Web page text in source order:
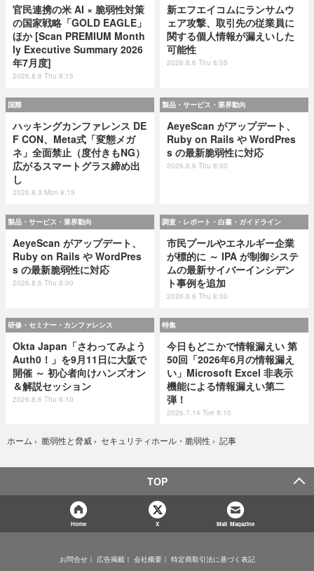
官民連携の米 AI × 脆弱性対策
の国家戦略「GOLD EAGLE」
ほか [Scan PREMIUM Month
ly Executive Summary 2026
年7月度]
2026.8.6 Thu 8:15
新エフエイコムにランサムウ
ェア攻撃、取引先の従業員に
関する個人情報が漏えいした
可能性
2026.8.6 Thu 8:05
国際
ハッキングカンファレンス DE
F CON、Meta式「変態メガ
ネ」全面禁止（度付きもNG）
広がるスマートグラス締め出
し
2026.8.3 Mon 8:15
製品・サービス・業界動向
AeyeScan がアップデート、
Ruby on Rails や WordPres
s の最新脆弱性に対応
2026.8.6 Thu 8:00
製品・サービス・業界動向
AeyeScan がアップデート、
Ruby on Rails や WordPres
s の最新脆弱性に対応
2026.8.6 Thu 8:00
調査・レポート・白書・ガイドライン
市民プールやエネルギー企業
が標的に ～ IPA が制御システ
ムの最新サイバーインシデン
ト事例を追加
2026.8.6 Thu 8:00
研修・セミナー・カンファレンス
Okta Japan「さわってみよう
Auth0！」を9月11日に大阪で
開催 ～ 初心者向けハンズオン
＆解説セッション
2026.8.6 Thu 8:10
特集
今日もどこかで情報漏えい 第
50回「2026年6月の情報漏え
い」Microsoft Excel 非表示
機能による情報漏えい第二
弾！
2026.7.14 Tue 8:10
ホーム › 脆弱性と脅威 › セキュリティホール・脆弱性 › 記事
TOP
Home X Mail Magazine
お問合せ 広告掲載 会社概要
特定商取引法に基づく表記